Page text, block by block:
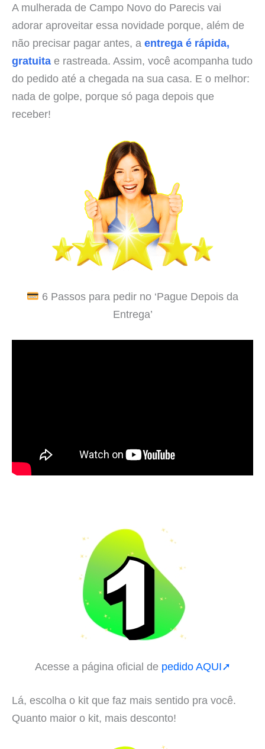
A mulherada de Campo Novo do Parecis vai
adorar aproveitar essa novidade porque, além de
não precisar pagar antes, a entrega é rápida,
gratuita e rastreada. Assim, você acompanha tudo
do pedido até a chegada na sua casa. E o melhor:
nada de golpe, porque só paga depois que
receber!
6 Passos para pedir no ‘Pague Depois da
Entrega’
Acesse a página oficial de pedido AQUI➚
Lá, escolha o kit que faz mais sentido pra você.
Quanto maior o kit, mais desconto!